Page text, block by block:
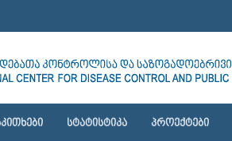
ᲡᲢᲐᲢᲘᲡᲢᲘᲙᲐ ᲞᲠᲝᲔᲥᲢᲔᲑᲘ